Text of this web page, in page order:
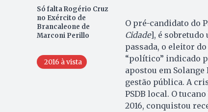
Só falta Rogério Cruz
no Exército de
Brancaleone de
Marconi Perillo
2016 à vista
O pré-candidato do
Cidade], é sobretudo
passada, o eleitor
“político” indicado
apostou em
gestão pública. A
PSDB local. O
2016, conquistou